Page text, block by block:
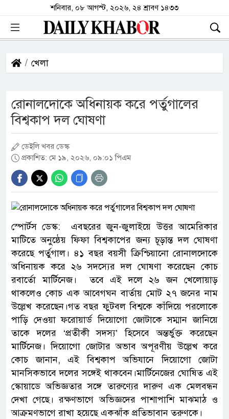
শনিবার, ০৮ আগস্ট, ২০২৬, ২৪ শ্রাবণ ১৪৩৩
খেলা
রোনালদোকে অধিনায়ক করে পর্তুগালের
বিশ্বকাপ দল ঘোষণা
ডেইলি খবর ডেস্ক
প্রকাশিত: মে ১৯, ২০২৬, ০৯:০১ পিএম
স্পোর্টস ডেস্ক: এবছরের জুন-জুলাইয়ে উত্তর আমেরিকার
মাটিতে অনুষ্ঠেয় ফিফা বিশ্বকাপের জন্য চূড়ান্ত দল ঘোষণা
করেছে পর্তুগাল। ৪১ বছর বয়সী ক্রিশ্চিয়ানো রোনালদোকে
অধিনায়ক করে ২৬ সদস্যের দল ঘোষণা করেছেন কোচ
রবার্তো মার্টিনেজ। তবে এই দলে ২৬ জন খেলোয়াড়
থাকলেও কোচ এক আবেগঘন বার্তায় মোট ২৭ জনের নাম
উল্লেখ করেছেন।গত বছর ফুটবল বিশ্বকে কাঁদিয়ে পরলোকে
পাড়ি দেওয়া ফরোয়ার্ড দিয়োগো জোটাকে সম্মান জানিয়ে
তাকে দলের ‘প্রতীকী সদস্য’ হিসেবে অন্তর্ভুক্ত করেছেন
মার্টিনেজ। দিয়োগো জোটার অভাব অপূরণীয় উল্লেখ করে
কোচ জানান, এই বিশ্বকাপ অভিযানে দিয়োগো জোটা
মানসিকভাবে দলের সঙ্গেই থাকবেন।মার্টিনেজের ঘোষিত এই
স্কোয়াডে অভিজ্ঞতার সঙ্গে তারুণ্যের দারুণ এক মেলবন্ধন
দেখা গেছে। রক্ষণভাগে অভিজ্ঞদের পাশাপাশি মাঝমাঠ ও
আক্রমণভাগে রাখা হয়েছে একঝাঁক প্রতিভাবান তরুণকে।